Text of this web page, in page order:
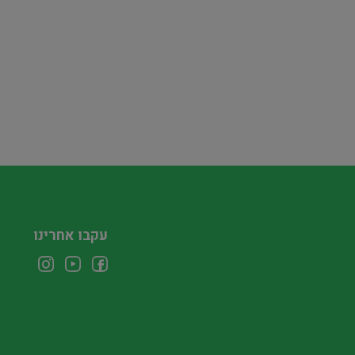
עקבו אחרינו